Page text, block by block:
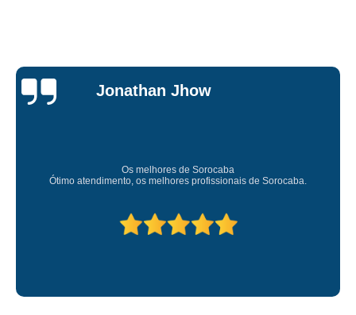
Jonathan Jhow
Os melhores de Sorocaba
Ótimo atendimento, os melhores profissionais de Sorocaba.